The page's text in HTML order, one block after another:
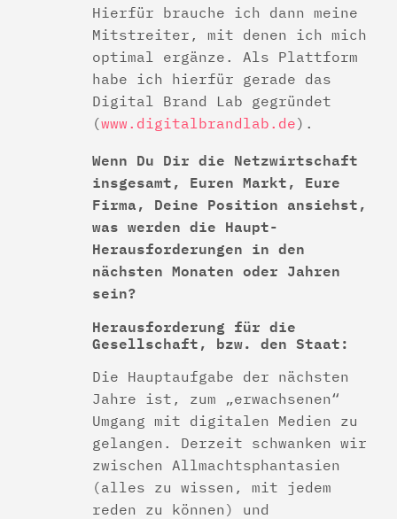
Hierfür brauche ich dann meine
Mitstreiter, mit denen ich mich
optimal ergänze. Als Plattform
habe ich hierfür gerade das
Digital Brand Lab gegründet
(www.digitalbrandlab.de).
Wenn Du Dir die Netzwirtschaft
insgesamt, Euren Markt, Eure
Firma, Deine Position ansiehst,
was werden die Haupt-
Herausforderungen in den
nächsten Monaten oder Jahren
sein?
Herausforderung für die
Gesellschaft, bzw. den Staat:
Die Hauptaufgabe der nächsten
Jahre ist, zum „erwachsenen“
Umgang mit digitalen Medien zu
gelangen. Derzeit schwanken wir
zwischen Allmachtsphantasien
(alles zu wissen, mit jedem
reden zu können) und